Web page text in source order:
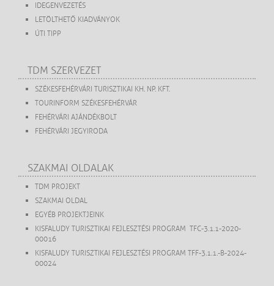
IDEGENVEZETÉS
LETÖLTHETŐ KIADVÁNYOK
ÚTI TIPP
TDM SZERVEZET
SZÉKESFEHÉRVÁRI TURISZTIKAI KH. NP. KFT.
TOURINFORM SZÉKESFEHÉRVÁR
FEHÉRVÁRI AJÁNDÉKBOLT
FEHÉRVÁRI JEGYIRODA
SZAKMAI OLDALAK
TDM PROJEKT
SZAKMAI OLDAL
EGYÉB PROJEKTJEINK
KISFALUDY TURISZTIKAI FEJLESZTÉSI PROGRAM TFC-3.1.1-2020-
00016
KISFALUDY TURISZTIKAI FEJLESZTÉSI PROGRAM TFF-3.1.1.-B-2024-
00024